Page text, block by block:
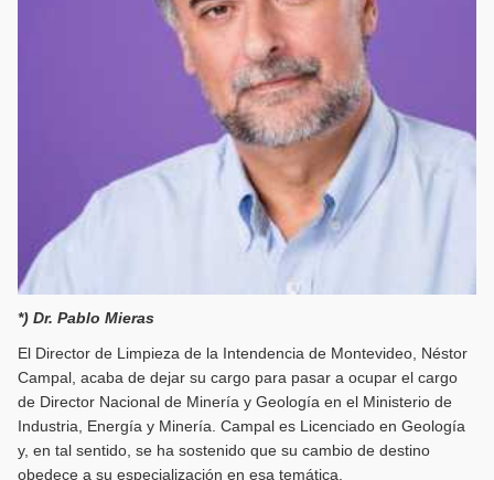
*) Dr. Pablo Mieras
El Director de Limpieza de la Intendencia de Montevideo, Néstor
Campal, acaba de dejar su cargo para pasar a ocupar el cargo
de Director Nacional de Minería y Geología en el Ministerio de
Industria, Energía y Minería. Campal es Licenciado en Geología
y, en tal sentido, se ha sostenido que su cambio de destino
obedece a su especialización en esa temática.